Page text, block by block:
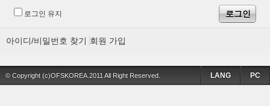
로그인 유지
아이디/비밀번호 찾기 회원 가입
© Copyright (c)OFSKOREA.2011 All Right Reserved. PC
LANG